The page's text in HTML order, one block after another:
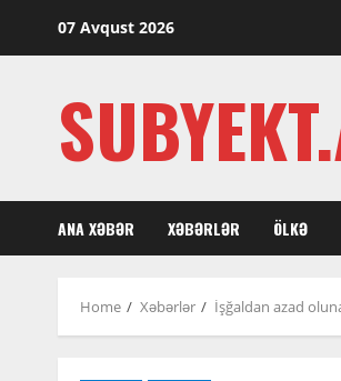
07 Avqust 2026
ANA XƏBƏR XƏBƏRLƏR ÖLKƏ
Home Xəbərlər İşğaldan azad